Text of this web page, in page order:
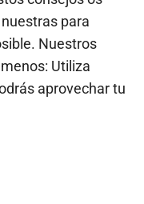
para
Nuestros
Utiliza
aprovechar tu